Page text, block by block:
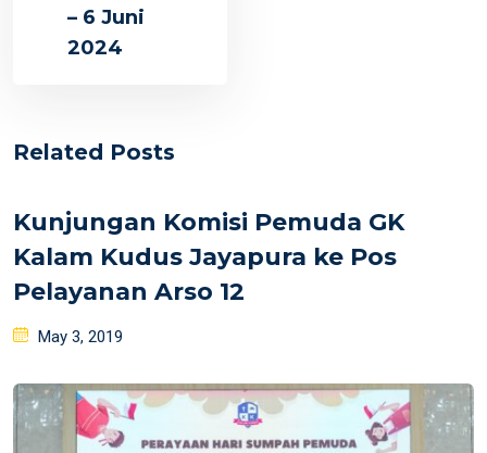
– 6 Juni
2024
Related Posts
Kunjungan Komisi Pemuda GK
Kalam Kudus Jayapura ke Pos
Pelayanan Arso 12
Posted
May 3, 2019